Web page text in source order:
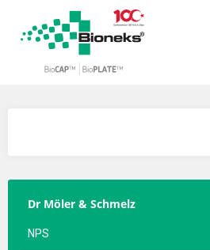
Dr Möler & Schmelz
NPS